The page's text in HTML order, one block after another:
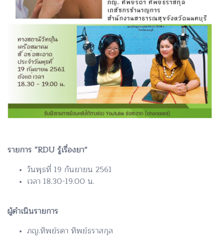
รายการ “RDU รู้เรื่องยา”
วันพุธที่ 19 กันยายน 2561
เวลา 18.30-19.00 น.
ผู้ดำเนินรายการ
ภญ.ทิพย์รดา ทิพย์ธราสกุล